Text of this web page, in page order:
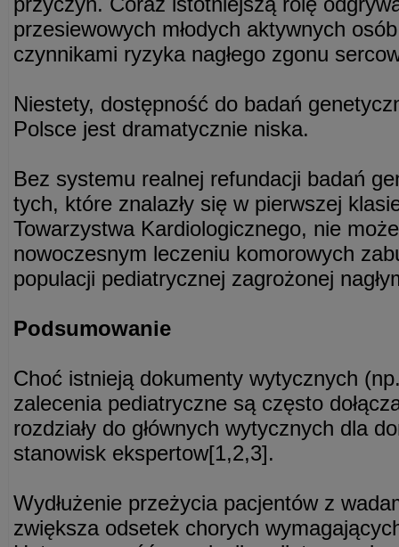
przesiewowych młodych aktywnych
czynnikami ryzyka nagłego zgonu
Niestety, dostępność do badań
Polsce jest dramatycznie niska.
Bez systemu realnej refundacji badań
tych, które znalazły się w pierwszej
Towarzystwa Kardiologicznego, nie
nowoczesnym leczeniu komorowych
populacji pediatrycznej zagrożonej
Podsumowanie
Choć istnieją dokumenty wytycznych
zalecenia pediatryczne są często
rozdziały do głównych wytycznych dla
stanowisk ekspertow[1,2,3].
Wydłużenie przeżycia pacjentów z
zwiększa odsetek chorych